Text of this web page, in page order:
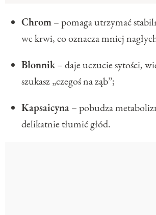
Chrom– pomaga utrzymać
we krwi, co oznacza mniej
Błonnik– daje uczucie sytości,
szukasz „czegoś na ząb”;
Kapsaicyna– pobudza
delikatnie tłumić głód.